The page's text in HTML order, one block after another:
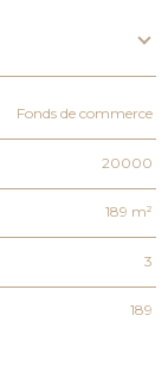
Fonds de commerce
20000
189 m²
3
189